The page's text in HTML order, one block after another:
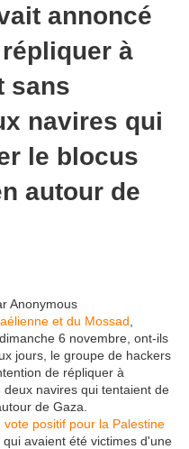
annoncé
à
sans
navires qui
le blocus
autour de
Anonymous
et du Mossad
6 novembre, ont-ils
jours, le groupe de hackers
de répliquer à
navires qui tentaient de
de Gaza.
vote positif pour la Palestine
qui avaient été victimes d'une